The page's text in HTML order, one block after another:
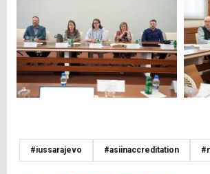
#iussarajevo #asiinaccreditation